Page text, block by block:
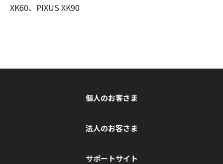
XK60、PIXUS XK90
個人のお客さま
法人のお客さま
サポートサイト